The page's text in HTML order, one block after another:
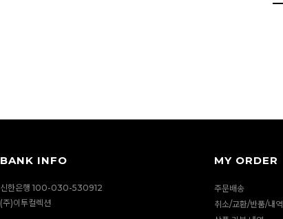
BANK INFO
신한은행 100-030-530912
(주)이투컬렉션
MY ORDER
주문배송
취소/교환/반품/내역